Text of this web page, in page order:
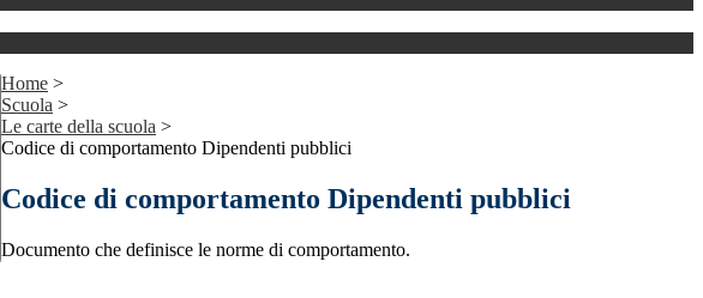
Home >
Scuola >
Le carte della scuola >
Codice di comportamento Dipendenti pubblici
Codice di comportamento Dipendenti pubblici
Documento che definisce le norme di comportamento.